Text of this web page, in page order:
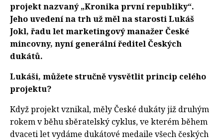
projekt nazvaný „Kronika první republiky“.
Jeho uvedení na trh už měl na starosti Lukáš
Jokl, řadu let marketingový manažer České
mincovny, nyní generální ředitel Českých
dukátů.
Lukáši, můžete stručně vysvětlit princip celého
projektu?
Když projekt vznikal, měly České dukáty již druhým
rokem v běhu sběratelský cyklus, ve kterém během
dvaceti let vydáme dukátové medaile všech českých